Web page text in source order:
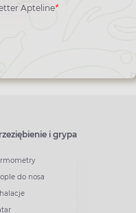
Apteline*
i grypa
do nosa